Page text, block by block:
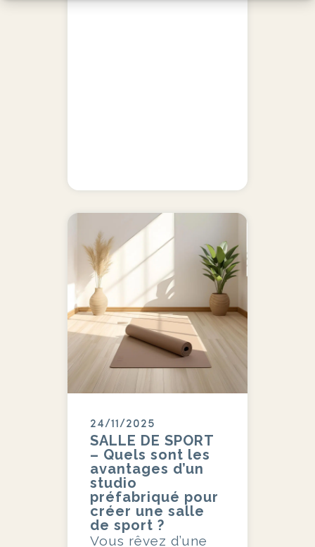
24/11/2025
SALLE DE SPORT
– Quels sont les
avantages d’un
studio
préfabriqué pour
créer une salle
de sport ?
Vous rêvez d’une